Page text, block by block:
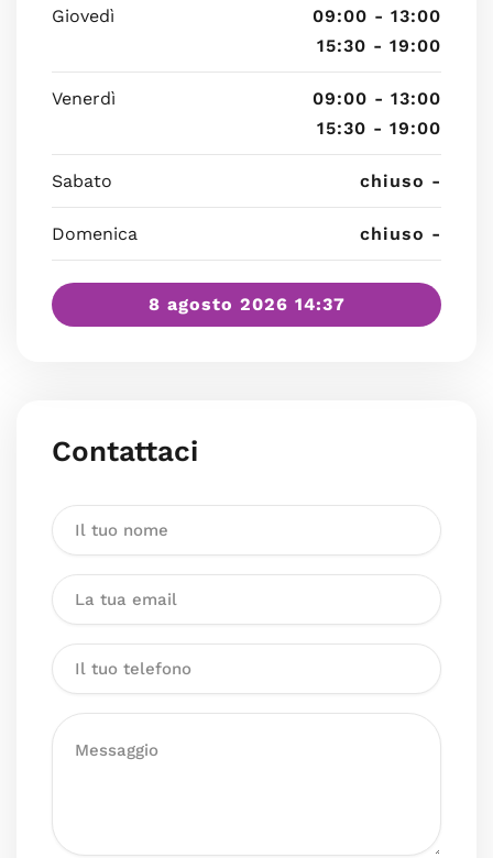
Giovedì
09:00 - 13:00
15:30 - 19:00
Venerdì
09:00 - 13:00
15:30 - 19:00
Sabato chiuso -
Domenica chiuso -
8 agosto 2026 14:37
Contattaci